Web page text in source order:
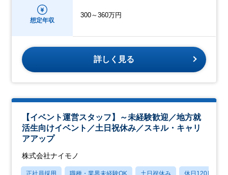
想定年収
300～360万円
詳しく見る
【イベント運営スタッフ】～未経験歓迎／地方就
活生向けイベント／土日祝休み／スキル・キャリ
アアップ
株式会社ナイモノ
正社員採用 職種・業界未経験OK 土日祝休み 休日120日以上